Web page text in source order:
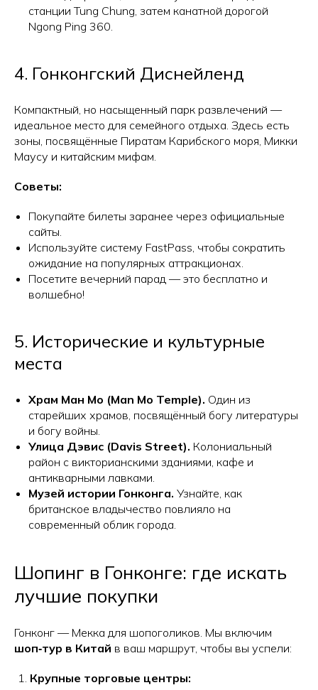
станции Tung Chung, затем канатной дорогой
Ngong Ping 360.
4. Гонконгский Диснейленд
Компактный, но насыщенный парк развлечений —
идеальное место для семейного отдыха. Здесь есть
зоны, посвящённые Пиратам Карибского моря, Микки
Маусу и китайским мифам.
Советы:
Покупайте билеты заранее через официальные
сайты.
Используйте систему FastPass, чтобы сократить
ожидание на популярных аттракционах.
Посетите вечерний парад — это бесплатно и
волшебно!
5. Исторические и культурные
места
Храм Ман Мо (Man Mo Temple). Один из
старейших храмов, посвящённый богу литературы
и богу войны.
Улица Дэвис (Davis Street). Колониальный
район с викторианскими зданиями, кафе и
антикварными лавками.
Музей истории Гонконга. Узнайте, как
британское владычество повлияло на
современный облик города.
Шопинг в Гонконге: где искать
лучшие покупки
Гонконг — Мекка для шопоголиков. Мы включим
шоп‑тур в Китай в ваш маршрут, чтобы вы успели:
Крупные торговые центры: